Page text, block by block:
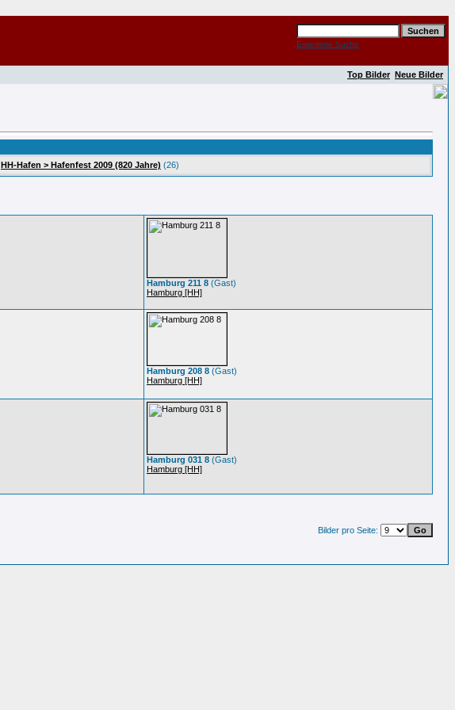
Erweiterte Suche
Top Bilder Neue Bilder
HH-Hafen > Hafenfest 2009 (820 Jahre) (26)
Hamburg 211 8 (Gast)
Hamburg [HH]
Hamburg 208 8 (Gast)
Hamburg [HH]
Hamburg 031 8 (Gast)
Hamburg [HH]
Bilder pro Seite: